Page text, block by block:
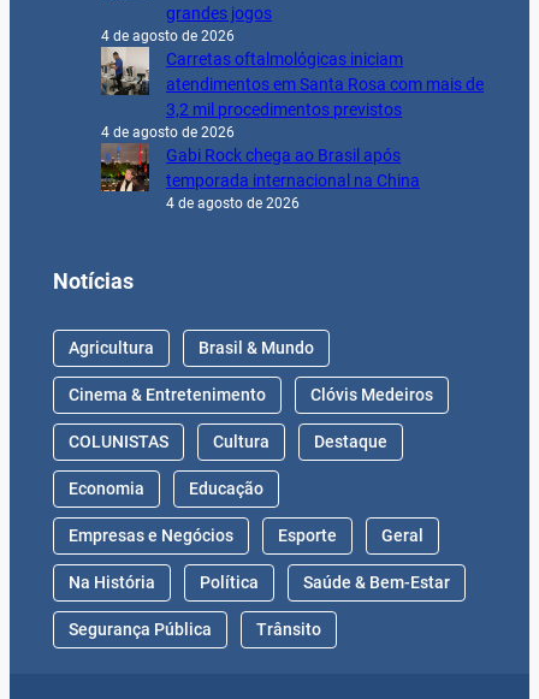
grandes jogos
4 de agosto de 2026
Carretas oftalmológicas iniciam
atendimentos em Santa Rosa com mais de
3,2 mil procedimentos previstos
4 de agosto de 2026
Gabi Rock chega ao Brasil após
temporada internacional na China
4 de agosto de 2026
Notícias
Agricultura Brasil & Mundo
Cinema & Entretenimento Clóvis Medeiros
COLUNISTAS Cultura Destaque
Economia Educação
Empresas e Negócios Esporte Geral
Na História Política Saúde & Bem-Estar
Segurança Pública Trânsito